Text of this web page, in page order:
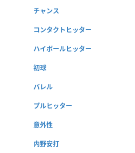
チャンス
コンタクトヒッター
ハイボールヒッター
初球
バレル
プルヒッター
意外性
内野安打